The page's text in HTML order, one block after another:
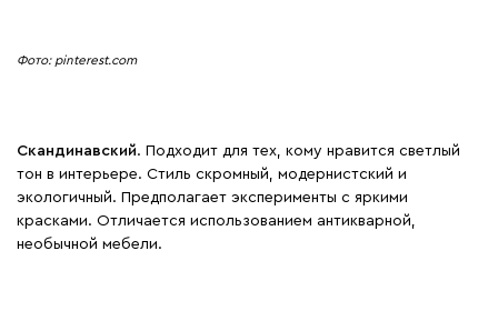
Фото: pinterest.com
Скандинавский. Подходит для тех, кому нравится светлый
тон в интерьере. Стиль скромный, модернистский и
экологичный. Предполагает эксперименты с яркими
красками. Отличается использованием антикварной,
необычной мебели.